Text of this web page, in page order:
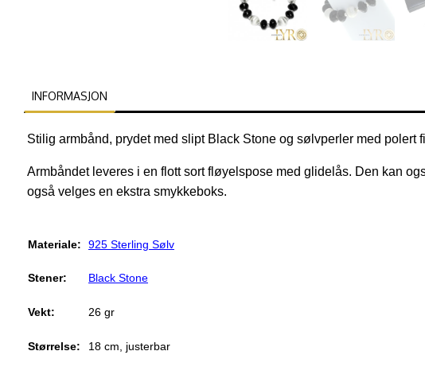
INFORMASJON
Stilig armbånd, prydet med slipt Black Stone og sølvperler med polert
Armbåndet leveres i en flott sort fløyelspose med glidelås. Den kan
også velges en ekstra smykkeboks.
Materiale: 925 Sterling Sølv
Stener: Black Stone
Vekt: 26 gr
Størrelse: 18 cm, justerbar